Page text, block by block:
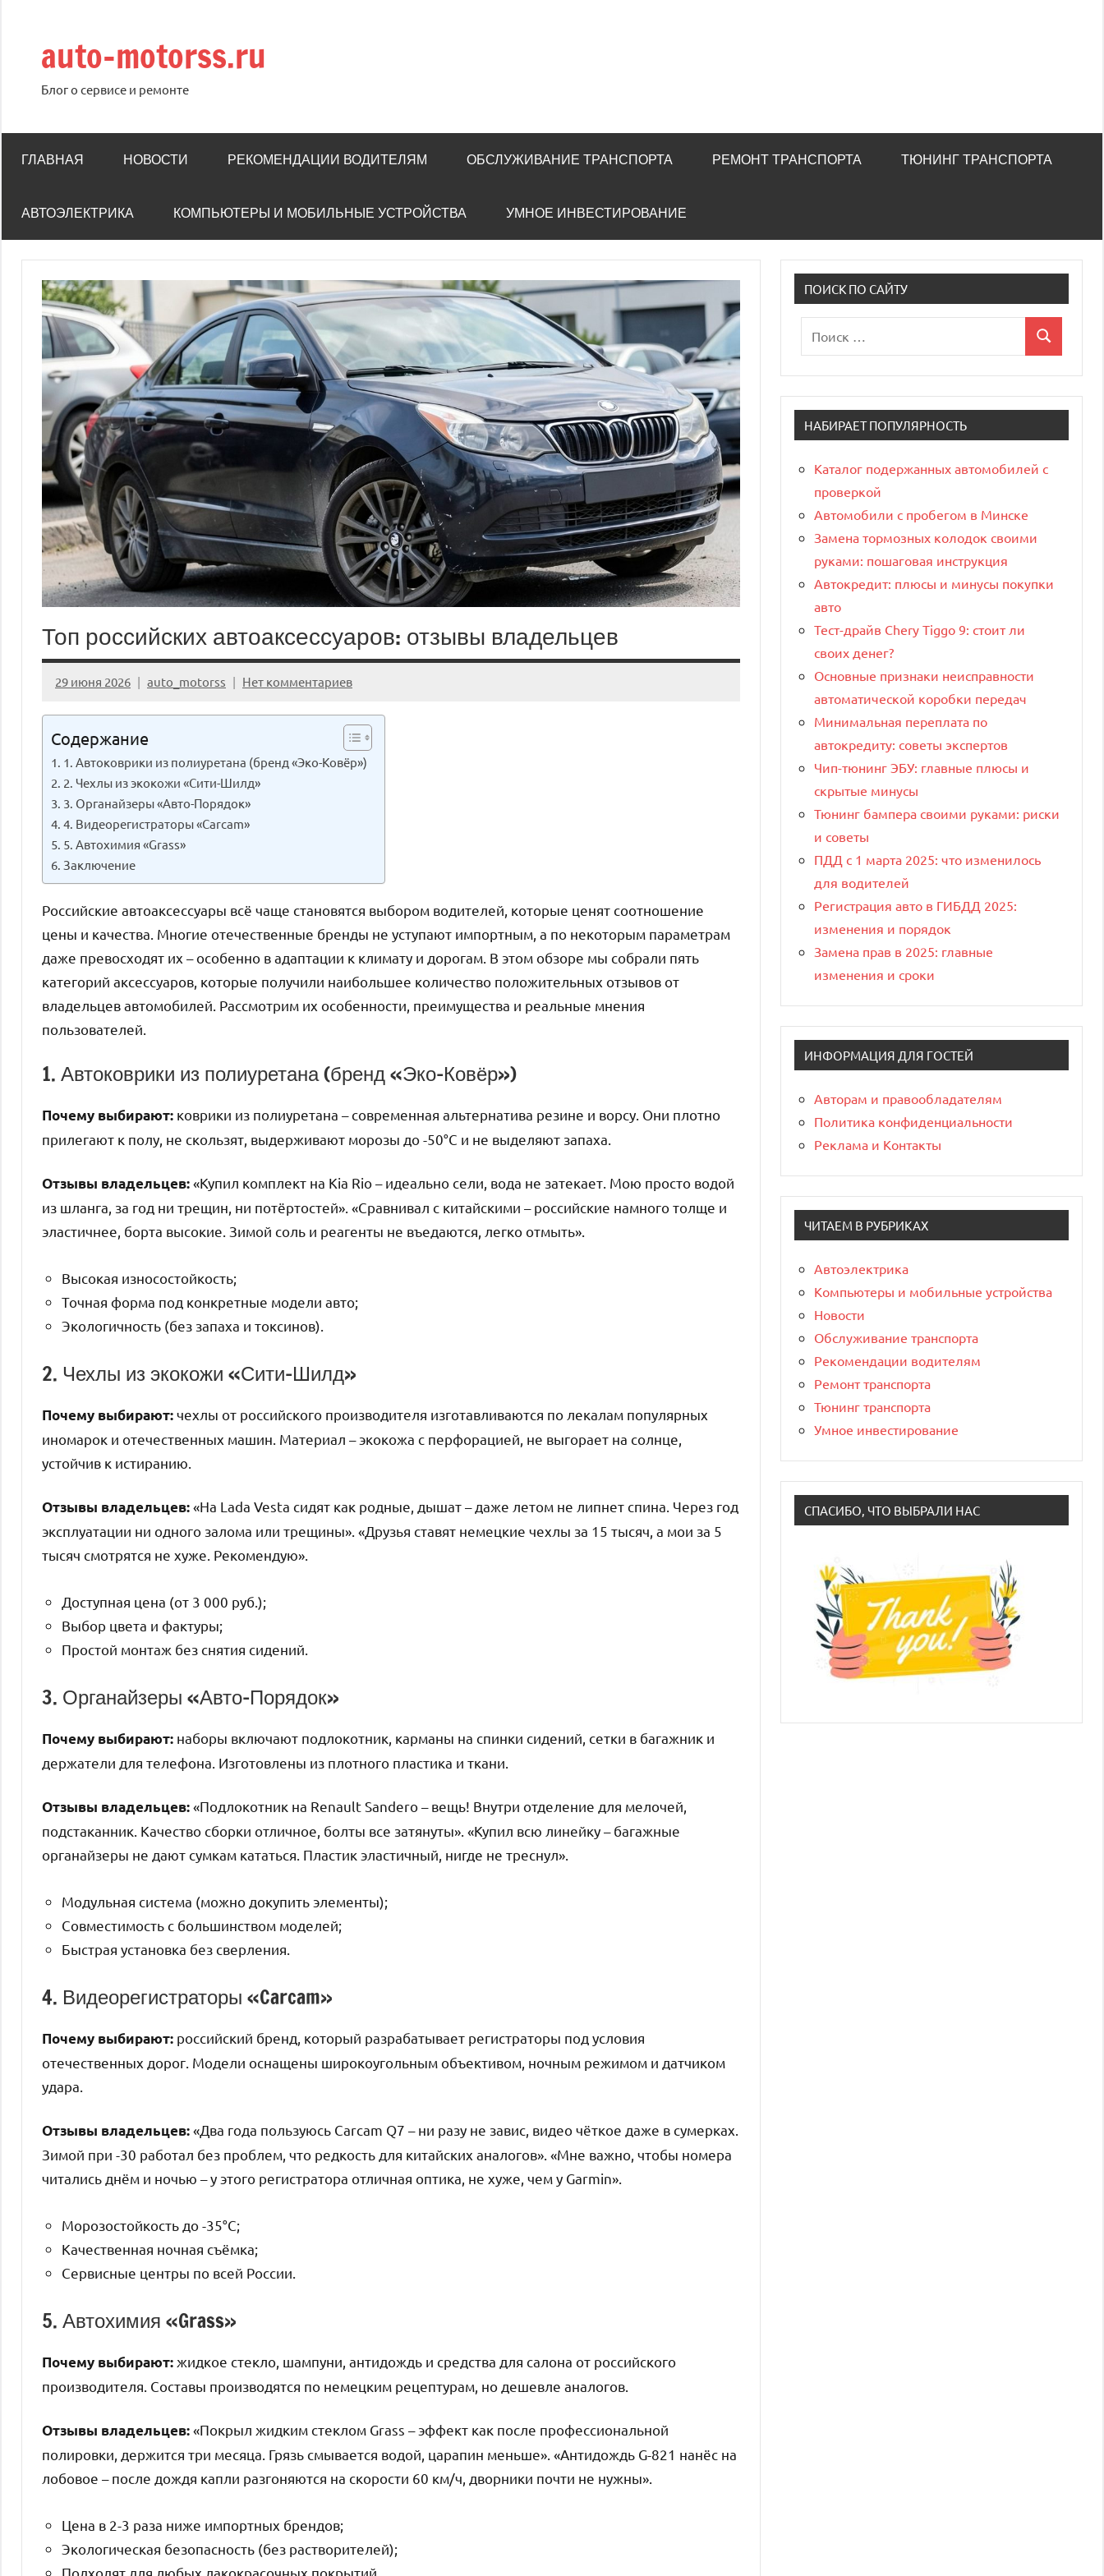
содержимому
auto-motorss.ru
Блог о сервисе и ремонте
ГЛАВНАЯ НОВОСТИ РЕКОМЕНДАЦИИ ВОДИТЕЛЯМ ОБСЛУЖИВАНИЕ ТРАНСПОРТА РЕМОНТ ТРАНСПОРТА ТЮНИНГ ТРАНСПОРТА
АВТОЭЛЕКТРИКА КОМПЬЮТЕРЫ И МОБИЛЬНЫЕ УСТРОЙСТВА УМНОЕ ИНВЕСТИРОВАНИЕ
Топ российских автоаксессуаров: отзывы владельцев
29 июня 2026 auto_motorss Нет комментариев
Содержание
1. Автоковрики из полиуретана (бренд «Эко-Ковёр»)
2. Чехлы из экокожи «Сити-Шилд»
3. Органайзеры «Авто-Порядок»
4. Видеорегистраторы «Carcam»
5. Автохимия «Grass»
Заключение
Российские автоаксессуары всё чаще становятся выбором водителей, которые ценят соотношение
цены и качества. Многие отечественные бренды не уступают импортным, а по некоторым параметрам
даже превосходят их – особенно в адаптации к климату и дорогам. В этом обзоре мы собрали пять
категорий аксессуаров, которые получили наибольшее количество положительных отзывов от
владельцев автомобилей. Рассмотрим их особенности, преимущества и реальные мнения
пользователей.
1. Автоковрики из полиуретана (бренд «Эко-Ковёр»)
Почему выбирают: коврики из полиуретана – современная альтернатива резине и ворсу. Они плотно
прилегают к полу, не скользят, выдерживают морозы до -50°C и не выделяют запаха.
Отзывы владельцев:«Купил комплект на Kia Rio – идеально сели, вода не затекает. Мою просто водой
из шланга, за год ни трещин, ни потёртостей». «Сравнивал с китайскими – российские намного толще и
эластичнее, борта высокие. Зимой соль и реагенты не въедаются, легко отмыть».
Высокая износостойкость;
Точная форма под конкретные модели авто;
Экологичность (без запаха и токсинов).
2. Чехлы из экокожи «Сити-Шилд»
Почему выбирают:чехлы от российского производителя изготавливаются по лекалам популярных
иномарок и отечественных машин. Материал – экокожа с перфорацией, не выгорает на солнце,
устойчив к истиранию.
Отзывы владельцев:«На Lada Vesta сидят как родные, дышат – даже летом не липнет спина. Через год
эксплуатации ни одного залома или трещины». «Друзья ставят немецкие чехлы за 15 тысяч, а мои за 5
тысяч смотрятся не хуже. Рекомендую».
Доступная цена (от 3 000 руб.);
Выбор цвета и фактуры;
Простой монтаж без снятия сидений.
3. Органайзеры «Авто-Порядок»
Почему выбирают: наборы включают подлокотник, карманы на спинки сидений, сетки в багажник и
держатели для телефона. Изготовлены из плотного пластика и ткани.
Отзывы владельцев:«Подлокотник на Renault Sandero – вещь! Внутри отделение для мелочей,
подстаканник. Качество сборки отличное, болты все затянуты». «Купил всю линейку – багажные
органайзеры не дают сумкам кататься. Пластик эластичный, нигде не треснул».
Модульная система (можно докупить элементы);
Совместимость с большинством моделей;
Быстрая установка без сверления.
4. Видеорегистраторы «Carcam»
Почему выбирают: российский бренд, который разрабатывает регистраторы под условия
отечественных дорог. Модели оснащены широкоугольным объективом, ночным режимом и датчиком
удара.
Отзывы владельцев:«Два года пользуюсь Carcam Q7 – ни разу не завис, видео чёткое даже в сумерках.
Зимой при -30 работал без проблем, что редкость для китайских аналогов». «Мне важно, чтобы номера
читались днём и ночью – у этого регистратора отличная оптика, не хуже, чем у Garmin».
Морозостойкость до -35°C;
Качественная ночная съёмка;
Сервисные центры по всей России.
5. Автохимия «Grass»
Почему выбирают: жидкое стекло, шампуни, антидождь и средства для салона от российского
производителя. Составы производятся по немецким рецептурам, но дешевле аналогов.
Отзывы владельцев:«Покрыл жидким стеклом Grass – эффект как после профессиональной
полировки, держится три месяца. Грязь смывается водой, царапин меньше». «Антидождь G-821 нанёс на
лобовое – после дождя капли разгоняются на скорости 60 км/ч, дворники почти не нужны».
Цена в 2-3 раза ниже импортных брендов;
Экологическая безопасность (без растворителей);
Подходят для любых лакокрасочных покрытий.
ПОИСК ПО САЙТУ
для:
Поиск
НАБИРАЕТ ПОПУЛЯРНОСТЬ
Каталог подержанных автомобилей с
проверкой
Автомобили с пробегом в Минске
Замена тормозных колодок своими
руками: пошаговая инструкция
Автокредит: плюсы и минусы покупки
авто
Тест-драйв Chery Tiggo 9: стоит ли
своих денег?
Основные признаки неисправности
автоматической коробки передач
Минимальная переплата по
автокредиту: советы экспертов
Чип-тюнинг ЭБУ: главные плюсы и
скрытые минусы
Тюнинг бампера своими руками: риски
и советы
ПДД с 1 марта 2025: что изменилось
для водителей
Регистрация авто в ГИБДД 2025:
изменения и порядок
Замена прав в 2025: главные
изменения и сроки
ИНФОРМАЦИЯ ДЛЯ ГОСТЕЙ
Авторам и правообладателям
Политика конфиденциальности
Реклама и Контакты
ЧИТАЕМ В РУБРИКАХ
Автоэлектрика
Компьютеры и мобильные устройства
Новости
Обслуживание транспорта
Рекомендации водителям
Ремонт транспорта
Тюнинг транспорта
Умное инвестирование
СПАСИБО, ЧТО ВЫБРАЛИ НАС